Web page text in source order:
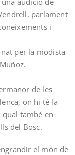
parlament
i
per la modista
de les
on hi té la
qual també en
del Bosc.
el món de